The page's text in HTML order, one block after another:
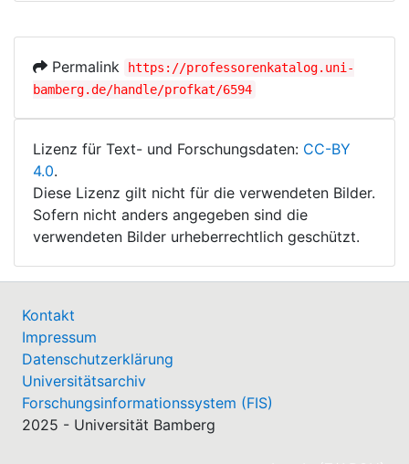
Permalink
https://professorenkatalog.uni-
bamberg.de/handle/profkat/6594
Lizenz für Text- und Forschungsdaten: CC-BY
4.0.
Diese Lizenz gilt nicht für die verwendeten Bilder.
Sofern nicht anders angegeben sind die
verwendeten Bilder urheberrechtlich geschützt.
Kontakt
Impressum
Datenschutzerklärung
Universitätsarchiv
Forschungsinformationssystem (FIS)
2025 - Universität Bamberg